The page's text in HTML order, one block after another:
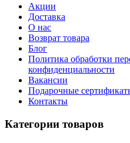
Акции
Доставка
О нас
Возврат товара
Блог
Политика обработки
конфиденциальности
Вакансии
Подарочные
Контакты
Категории товаров